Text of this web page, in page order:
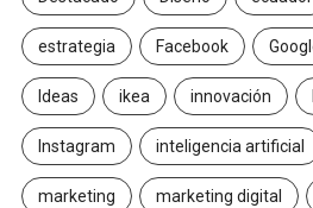
estrategia Facebook
Ideas ikea innovación
Instagram inteligencia artificial
marketing marketing digital